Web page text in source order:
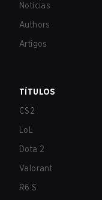
Notícias
Authors
Artigos
TÍTULOS
CS2
LoL
Dota 2
Valorant
R6:S